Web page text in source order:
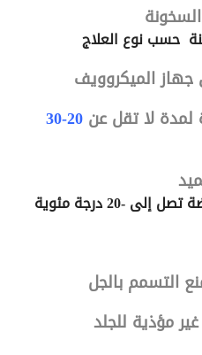
حسب نوع العلاج
الميكروويف
لمدة لا تقل عن
20-30
-20 درجة مئوية
التسمم بالجل
مؤذية للجلد